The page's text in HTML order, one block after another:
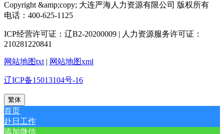
Copyright &amp;copy; 大连严海人力资源有限公司 版权所有
电话：400-625-1125
ICP经营许可证：辽B2-20200009 | 人力资源服务许可证：
210281220841
网站地图txt | 网站地图xml
辽ICP备15013104号-16
繁体
首页
赴日工作
添加微信